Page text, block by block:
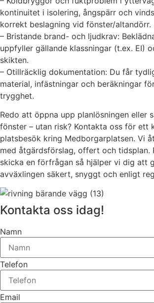
kontinuitet i isolering, ångspärr och
korrekt beslagning vid fönster/altandörr.
– Bristande brand- och ljudkrav:
uppfyller gällande klassningar (t.ex. EI)
skikten.
– Otillräcklig dokumentation: Du får
material, infästningar och beräkningar
trygghet.
Redo att öppna upp planlösningen eller
fönster – utan risk? Kontakta oss för ett
platsbesök kring Medborgarplatsen. Vi
med åtgärdsförslag, offert och tidsplan.
skicka en förfrågan så hjälper vi dig att
avväxlingen säkert, snyggt och enligt
Kontakta oss idag!
Namn
Telefon
Email